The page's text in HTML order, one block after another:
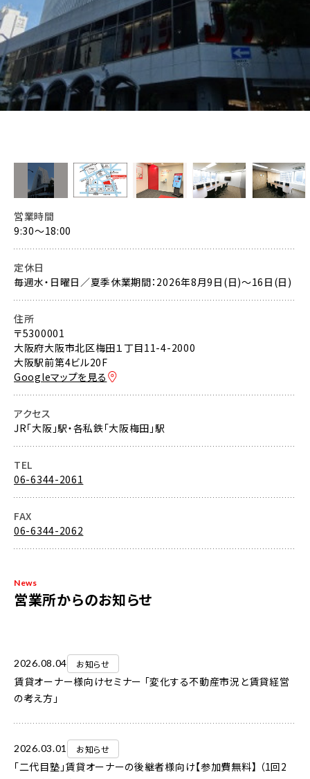
営業時間
9:30～18:00
定休日
毎週水・日曜日／夏季休業期間：2026年8月9日(日)～16日(日)
住所
〒5300001
大阪府大阪市北区梅田１丁目11-4-2000
大阪駅前第4ビル20F
Googleマップを見る
アクセス
JR「大阪」駅・各私鉄「大阪梅田」駅
TEL
06-6344-2061
FAX
06-6344-2062
News
営業所からのお知らせ
2026.08.04 お知らせ
賃貸オーナー様向けセミナー 「変化する不動産市況と賃貸経営
の考え方」
2026.03.01 お知らせ
「二代目塾」賃貸オーナーの後継者様向け【参加費無料】 （1回2